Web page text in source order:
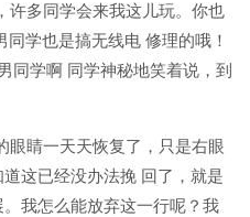
许多同学会来我这儿玩。你也
学也是搞无线电 修理的哦！
同学啊 同学神秘地笑着说，到
睛一天天恢复了，只是右眼
这已经没办法挽 回了，就是
我怎么能放弃这一行呢？我